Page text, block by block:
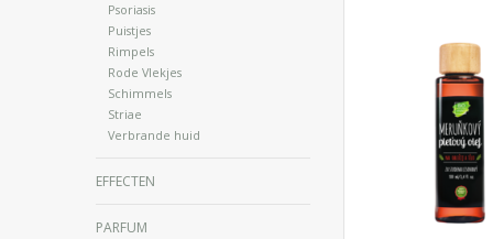
Psoriasis
Puistjes
Rimpels
Rode Vlekjes
Schimmels
Striae
Verbrande huid
EFFECTEN
PARFUM
de huid zacht,
Werkt
zonnebrand.
dagelijks gebruik
gevoelige, droge en
Ideaal voor zachte
IN